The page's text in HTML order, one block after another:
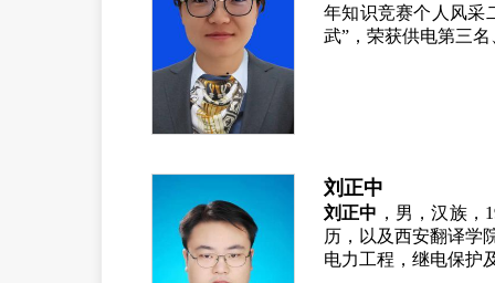
年知识竞赛个人风采
武”，荣获供电第三名
刘正中
刘正中 ，男，汉族，
历，以及西安翻译学
电力工程，继电保护